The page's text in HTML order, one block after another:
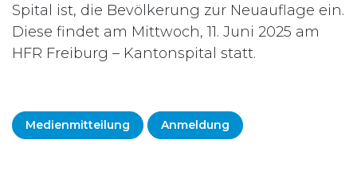
Spital ist, die Bevölkerung zur Neuauflage ein.
Diese findet am Mittwoch, 11. Juni 2025 am
HFR Freiburg – Kantonspital statt.
Medienmitteilung Anmeldung